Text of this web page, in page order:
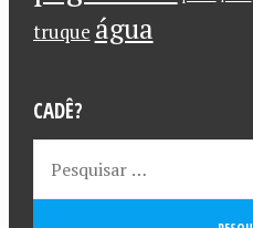
truque água
CADÊ?